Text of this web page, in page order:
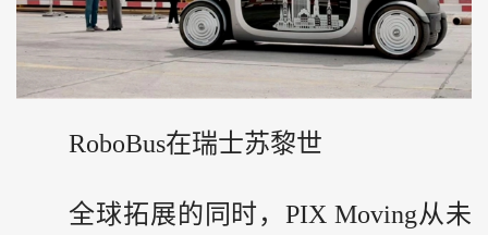
RoboBus在瑞士苏黎世
全球拓展的同时，PIX Moving从未